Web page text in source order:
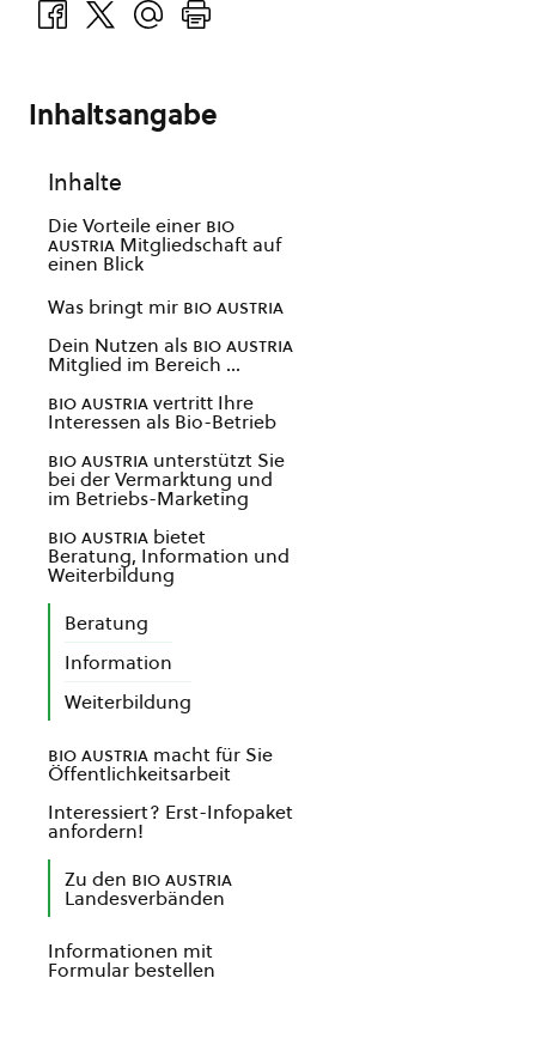
Inhaltsangabe
Inhalte
Die Vorteile einer bio
austria Mitgliedschaft auf
einen Blick
Was bringt mir bio austria
Dein Nutzen als bio austria
Mitglied im Bereich …
bio austriavertritt Ihre
Interessen als Bio-Betrieb
bio austria unterstützt Sie
bei der Vermarktung und
im Betriebs-Marketing
bio austria bietet
Beratung, Information und
Weiterbildung
Beratung
Information
Weiterbildung
bio austria macht für Sie
Öffentlichkeitsarbeit
Interessiert? Erst-Infopaket
anfordern!
Zu den bio austria
Landesverbänden
Informationen mit
Formular bestellen